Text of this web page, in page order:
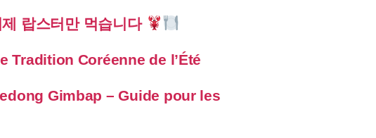
랍스터만 먹습니다
Tradition Coréenne de l’Été
Gimbap – Guide pour les